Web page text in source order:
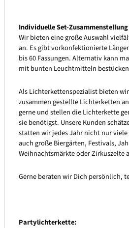
Individuelle Set-Zusammenstellung
Wir bieten eine große Auswahl
an. Es gibt vorkonfektionierte
bis 60 Fassungen. Alternativ kann
mit bunten Leuchtmitteln
Als Lichterkettenspezialist bieten
zusammen gestellte Lichterketten
gerne und stellen die Lichterkette
sie benötigst. Unsere Kunden
statten wir jedes Jahr nicht nur
auch große Biergärten, Festivals,
Weihnachtsmärkte oder Zirkuszelte
Gerne beraten wir Dich persönlich,
Partylichterkette: